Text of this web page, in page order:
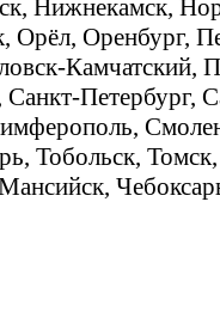
Нижнекамск,
Оренбург,
Камчатский,
Петербург,
Тобольск,